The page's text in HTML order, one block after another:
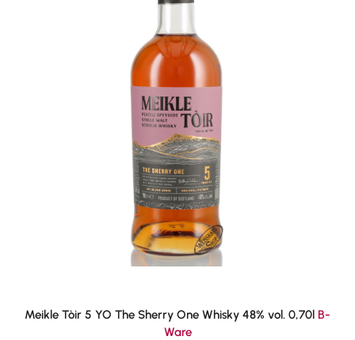
Meikle Tòir 5 YO The Sherry One Whisky 48% vol. 0,70l B-
Ware